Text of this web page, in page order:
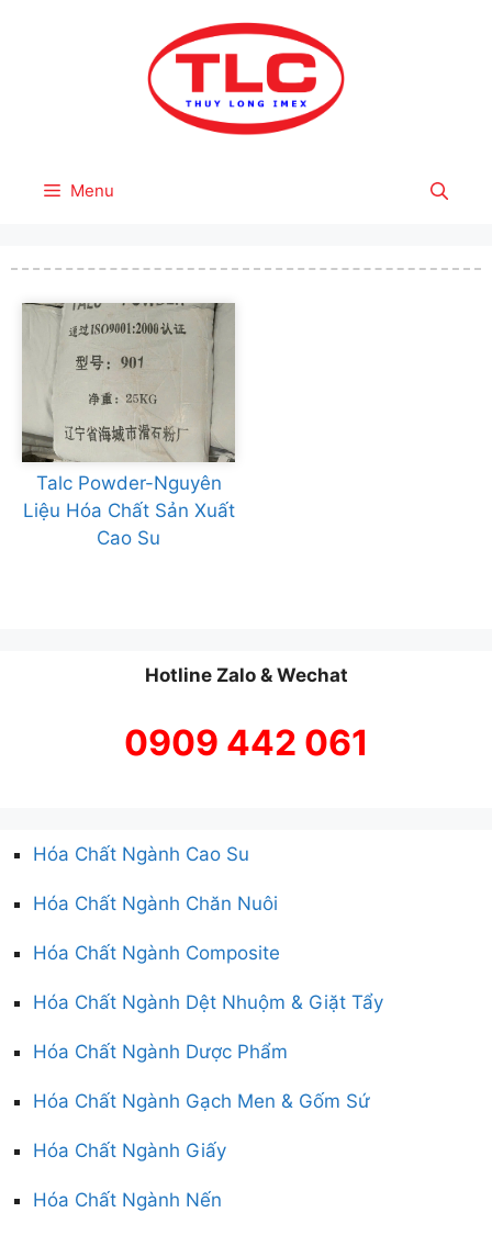
Menu
Talc Powder-Nguyên
Liệu Hóa Chất Sản Xuất
Cao Su
Hotline Zalo & Wechat
0909 442 061
Hóa Chất Ngành Cao Su
Hóa Chất Ngành Chăn Nuôi
Hóa Chất Ngành Composite
Hóa Chất Ngành Dệt Nhuộm & Giặt Tẩy
Hóa Chất Ngành Dược Phẩm
Hóa Chất Ngành Gạch Men & Gốm Sứ
Hóa Chất Ngành Giấy
Hóa Chất Ngành Nến